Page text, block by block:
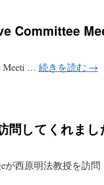
Committee
Meeti … 続きを読む →
問してくれまし
が西原明法教授を訪